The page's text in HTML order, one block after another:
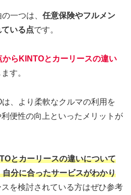
一つは、 任意保険やフルメン
いる点です。
からKINTOとカーリースの違い
す。
、より柔軟なクルマの利用を
便性の向上といったメリットが
とカーリースの違いについて
分に合ったサービスがわかり
を検討されている方はぜひ参考